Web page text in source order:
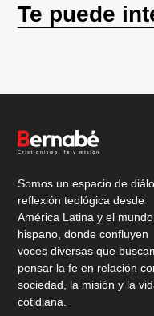
Te puede
Somos un espacio de
reflexión teológica desde
América Latina y el mundo
hispano, donde confluyen
voces diversas que
pensar la fe en relación
sociedad, la misión y la
cotidiana.